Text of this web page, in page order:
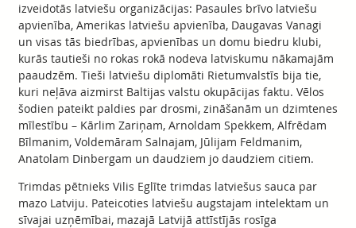
izveidotās latviešu organizācijas: Pasaules brīvo latviešu
apvienība, Amerikas latviešu apvienība, Daugavas Vanagi
un visas tās biedrības, apvienības un domu biedru klubi,
kurās tautieši no rokas rokā nodeva latviskumu nākamajām
paaudzēm. Tieši latviešu diplomāti Rietumvalstīs bija tie,
kuri neļāva aizmirst Baltijas valstu okupācijas faktu. Vēlos
šodien pateikt paldies par drosmi, zināšanām un dzimtenes
mīlestību – Kārlim Zariņam, Arnoldam Spekkem, Alfrēdam
Bīlmanim, Voldemāram Salnajam, Jūlijam Feldmanim,
Anatolam Dinbergam un daudziem jo daudziem citiem.
Trimdas pētnieks Vilis Eglīte trimdas latviešus sauca par
mazo Latviju. Pateicoties latviešu augstajam intelektam un
sīvajai uzņēmībai, mazajā Latvijā attīstījās rosīga